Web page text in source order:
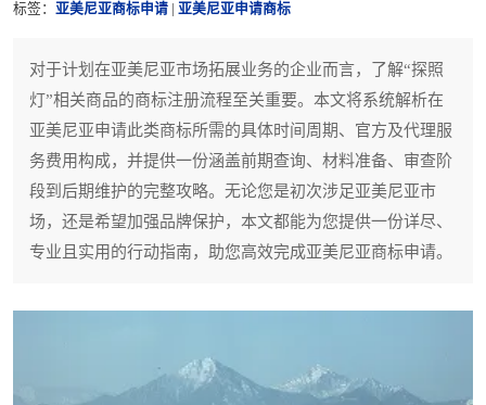
标签： 亚美尼亚商标申请 亚美尼亚申请商标
对于计划在亚美尼亚市场拓展业务的企业而言，了解“探照
灯”相关商品的商标注册流程至关重要。本文将系统解析在
亚美尼亚申请此类商标所需的具体时间周期、官方及代理服
务费用构成，并提供一份涵盖前期查询、材料准备、审查阶
段到后期维护的完整攻略。无论您是初次涉足亚美尼亚市
场，还是希望加强品牌保护，本文都能为您提供一份详尽、
专业且实用的行动指南，助您高效完成亚美尼亚商标申请。